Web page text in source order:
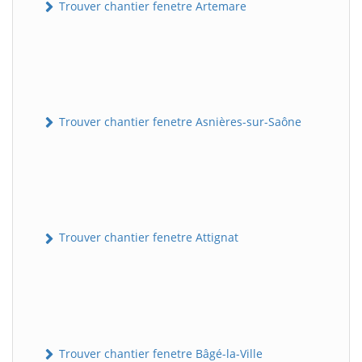
Trouver chantier fenetre Artemare
Trouver chantier fenetre Asnières-sur-Saône
Trouver chantier fenetre Attignat
Trouver chantier fenetre Bâgé-la-Ville